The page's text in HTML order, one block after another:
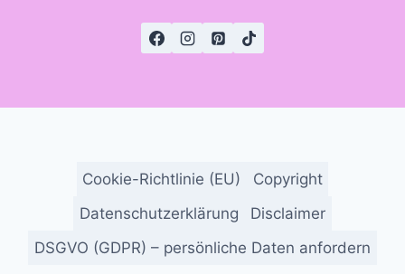
Cookie-Richtlinie (EU)
Copyright
Datenschutzerklärung
Disclaimer
DSGVO (GDPR) – persönliche Daten anfordern